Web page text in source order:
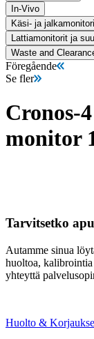
In-Vivo
Käsi- ja
Lattiamonitorit ja
Waste and
Föregående
Se fler
Cronos-
monitor
Tarvitsetko
Autamme sinua
huoltoa,
yhteyttä
Huolto &